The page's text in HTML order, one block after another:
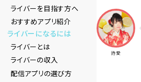
ライバーを目指す方へ
おすすめアプリ紹介
ライバーになるには
ライバーとは
ライバーの収入
配信アプリの選び方
詩愛